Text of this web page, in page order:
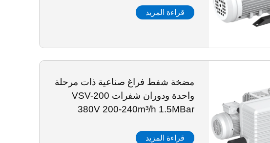
قراءة المزيد
مضخة شفط فراغ صناعية ذات مرحلة
واحدة ودوران شفرات VSV-200
380V 200-240m³/h 1.5MBar
قراءة المزيد